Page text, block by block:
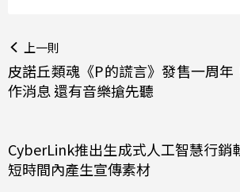
上一則
皮諾丘類魂《P的謊言》發售一周年
作消息 還有音樂搶先聽
CyberLink推出生成式人工智慧行銷
短時間內產生宣傳素材